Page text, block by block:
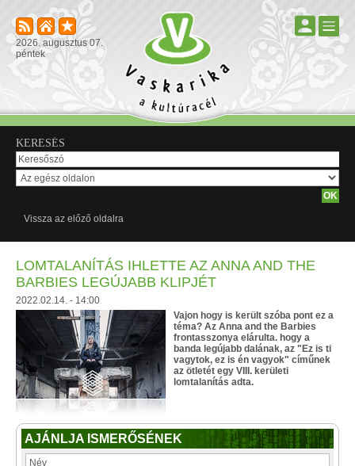
2026. augusztus 07.
péntek
KERESÉS
Vissza az előző oldalra
LOMTALANÍTÁS IHLETTE AZ ANNA AND THE
BARBIES LEGÚJABB KLIPJÉT
2022.02.14. - 14:00
Vajon hogy is került szóba pont ez a
téma? Az Anna and the Barbies
frontasszonya elárulta. hogy a
banda legújabb dalának, az "Ez is ti
vagytok, ez is én vagyok" címűnek
az ötletét egy VIII. kerületi
lomtalanítás adta.
AJÁNLJA ISMERŐSÉNEK